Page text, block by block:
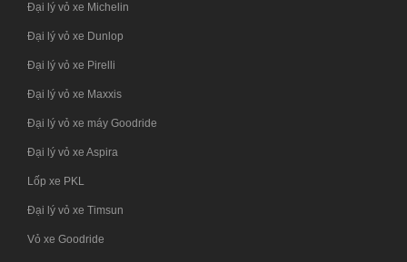
Đại lý vỏ xe Michelin
Đại lý vỏ xe Dunlop
Đại lý vỏ xe Pirelli
Đại lý vỏ xe Maxxis
Đại lý vỏ xe máy Goodride
Đại lý vỏ xe Aspira
Lốp xe PKL
Đại lý vỏ xe Timsun
Vỏ xe Goodride